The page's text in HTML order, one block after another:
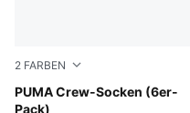
2 FARBEN
PUMA Crew-Socken (6er-
Pack)
white